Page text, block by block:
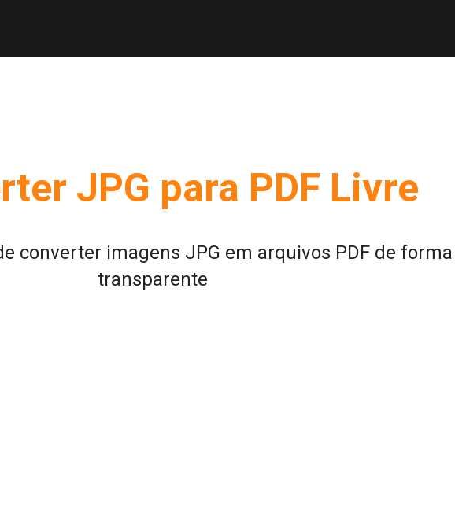
JPG para PDF Livre
converter imagens JPG em arquivos PDF de forma
transparente